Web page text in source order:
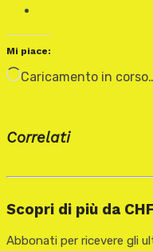
Mi piace:
Caricamento in
Correlati
Scopri di più da
Abbonati per ricevere gli